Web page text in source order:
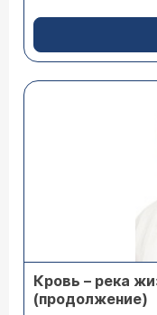
Кровь – река
(продолжение)